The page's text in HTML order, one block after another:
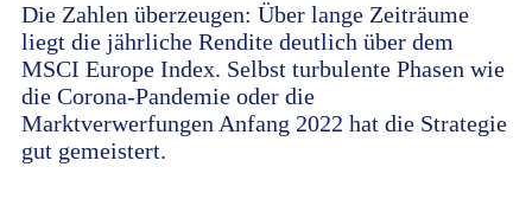
Die Zahlen überzeugen: Über lange Zeiträume
liegt die jährliche Rendite deutlich über dem
MSCI Europe Index. Selbst turbulente Phasen wie
die Corona-Pandemie oder die
Marktverwerfungen Anfang 2022 hat die Strategie
gut gemeistert.